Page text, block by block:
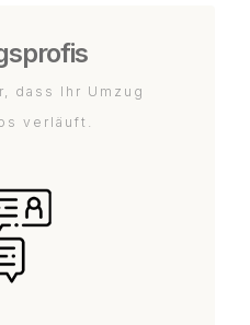
dass Ihr Umzug
verläuft.